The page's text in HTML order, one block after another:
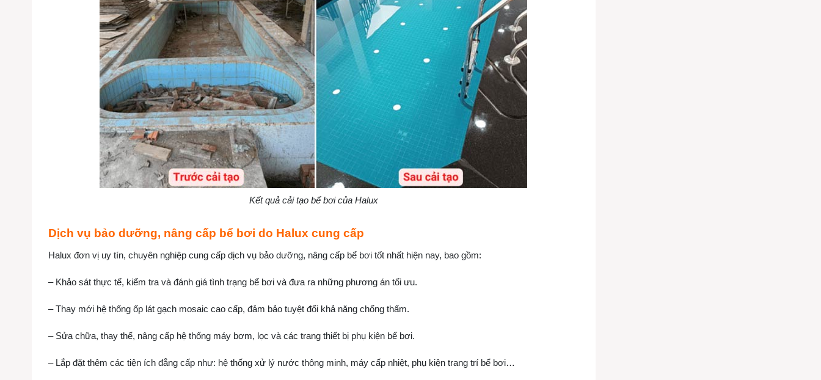
Kết quả cải tạo bể bơi của Halux
Dịch vụ bảo dưỡng, nâng cấp bể bơi do Halux cung cấp
Halux đơn vị uy tín, chuyên nghiệp cung cấp dịch vụ bảo dưỡng, nâng cấp bể bơi tốt nhất hiện nay, bao gồm:
– Khảo sát thực tế, kiểm tra và đánh giá tình trạng bể bơi và đưa ra những phương án tối ưu.
– Thay mới hệ thống ốp lát gạch mosaic cao cấp, đảm bảo tuyệt đối khả năng chống thấm.
– Sửa chữa, thay thế, nâng cấp hệ thống máy bơm, lọc và các trang thiết bị phụ kiện bể bơi.
– Lắp đặt thêm các tiện ích đẳng cấp như: hệ thống xử lý nước thông minh, máy cấp nhiệt, phụ kiện trang trí bể bơi…